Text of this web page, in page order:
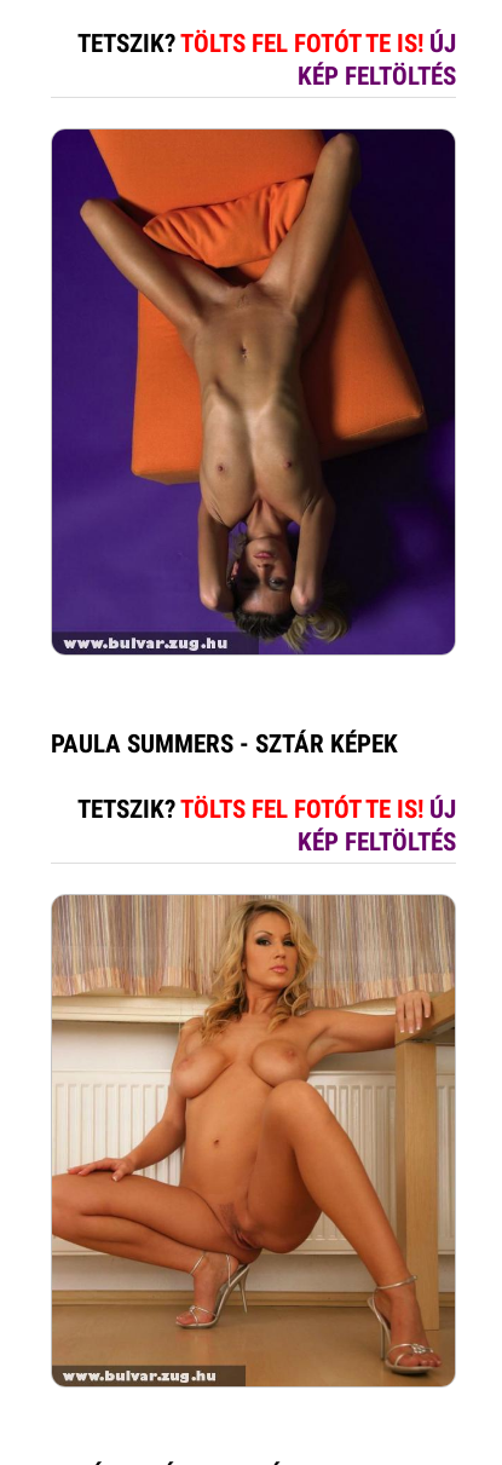
TETSZIK?TÖLTS FEL FOTÓT TE IS! ÚJ
KÉP FELTÖLTÉS
PAULA SUMMERS - SZTÁR KÉPEK
TETSZIK?TÖLTS FEL FOTÓT TE IS! ÚJ
KÉP FELTÖLTÉS